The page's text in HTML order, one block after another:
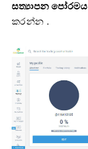
සත්‍යාපන පෝරමය
කරන්න .